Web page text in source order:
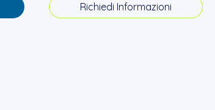
Richiedi Informazioni